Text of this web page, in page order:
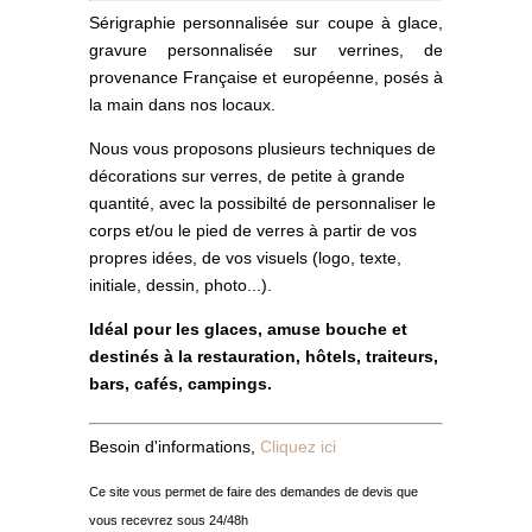
Sérigraphie personnalisée sur coupe à glace,
gravure personnalisée sur verrines, de
provenance Française et européenne, posés à
la main dans nos locaux.
Nous vous proposons plusieurs techniques de
décorations sur verres, de petite à grande
quantité, avec la possibilté de personnaliser le
corps et/ou le pied de verres à partir de vos
propres idées, de vos visuels (logo, texte,
initiale, dessin, photo...).
Idéal pour les glaces, amuse bouche et
destinés à la restauration, hôtels, traiteurs,
bars, cafés, campings.
Besoin d'informations, Cliquez ici
Ce site vous permet de faire des demandes de devis que
vous recevrez sous 24/48h